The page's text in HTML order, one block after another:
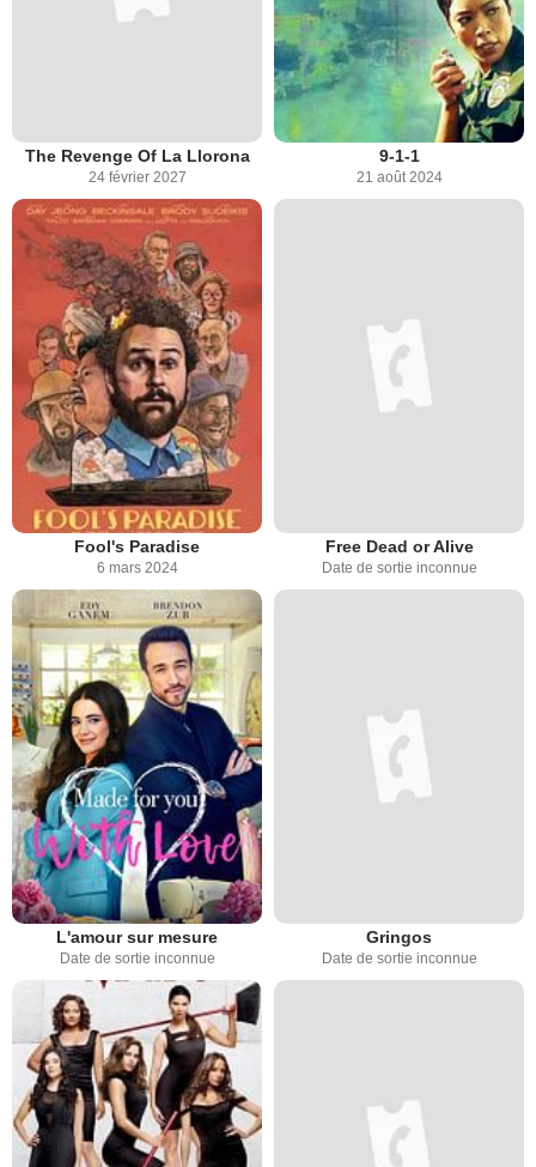
The Revenge Of La Llorona
24 février 2027
9-1-1
21 août 2024
Fool's Paradise
6 mars 2024
Free Dead or Alive
Date de sortie inconnue
L'amour sur mesure
Date de sortie inconnue
Gringos
Date de sortie inconnue